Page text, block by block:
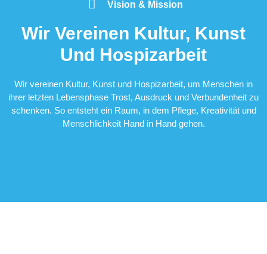
Vision & Mission
Wir Vereinen Kultur, Kunst
Und Hospizarbeit
Wir vereinen Kultur, Kunst und Hospizarbeit, um Menschen in
ihrer letzten Lebensphase Trost, Ausdruck und Verbundenheit zu
schenken. So entsteht ein Raum, in dem Pflege, Kreativität und
Menschlichkeit Hand in Hand gehen.